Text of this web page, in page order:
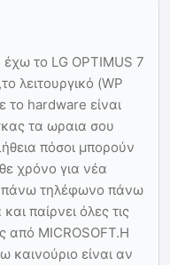
έχω το LG OPTIMUS 7
λειτουργικό (WP
το hardware είναι
τα ωραια σου
πόσοι μπορούν
χρόνο για νέα
τηλέφωνο πάνω
παίρνει όλες τις
από MICROSOFT.Η
είναι αν